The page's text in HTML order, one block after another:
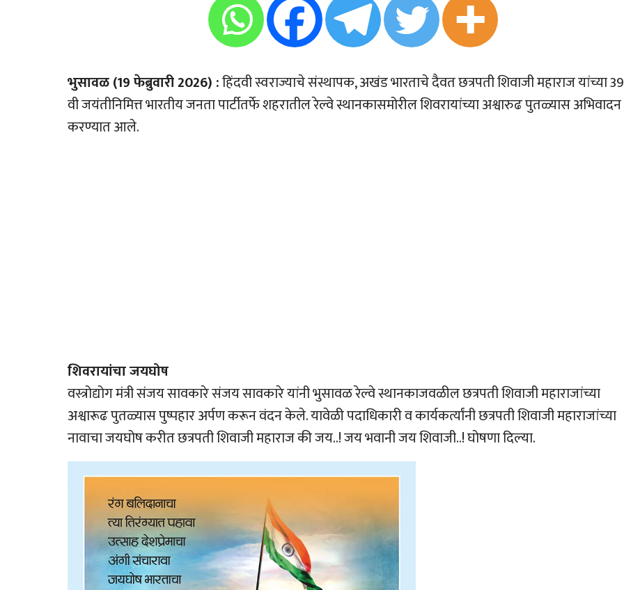
भुसावळ (19 फेब्रुवारी 2026) :हिंदवी स्वराज्याचे संस्थापक, अखंड भारताचे दैवत छत्रपती शिवाजी महाराज यांच्या
वी जयंतीनिमित्त भारतीय जनता पार्टीतर्फे शहरातील रेल्वे स्थानकासमोरील शिवरायांच्या अश्वारुढ पुतळ्यास अभिवादन
करण्यात आले.
शिवरायांचा जयघोष
वस्त्रोद्योग मंत्री संजय सावकारे संजय सावकारे यांनी भुसावळ रेल्वे स्थानकाजवळील छत्रपती शिवाजी महाराजांच्या
अश्वारूढ पुतळ्यास पुष्पहार अर्पण करून वंदन केले. यावेळी पदाधिकारी व कार्यकर्त्यांनी छत्रपती शिवाजी महाराजांच्या
नावाचा जयघोष करीत छत्रपती शिवाजी महाराज की जय..! जय भवानी जय शिवाजी..! घोषणा दिल्या.